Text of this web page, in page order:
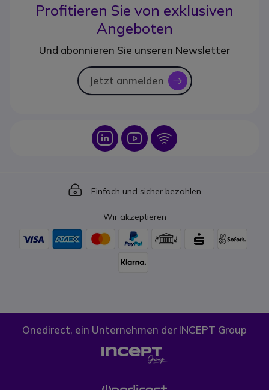
Profitieren Sie von exklusiven
Angeboten
Und abonnieren Sie unseren Newsletter
Jetzt anmelden icon
Icon Icon Icon
Icon
Einfach und sicher bezahlen
Wir akzeptieren
Onedirect, ein Unternehmen der INCEPT Group